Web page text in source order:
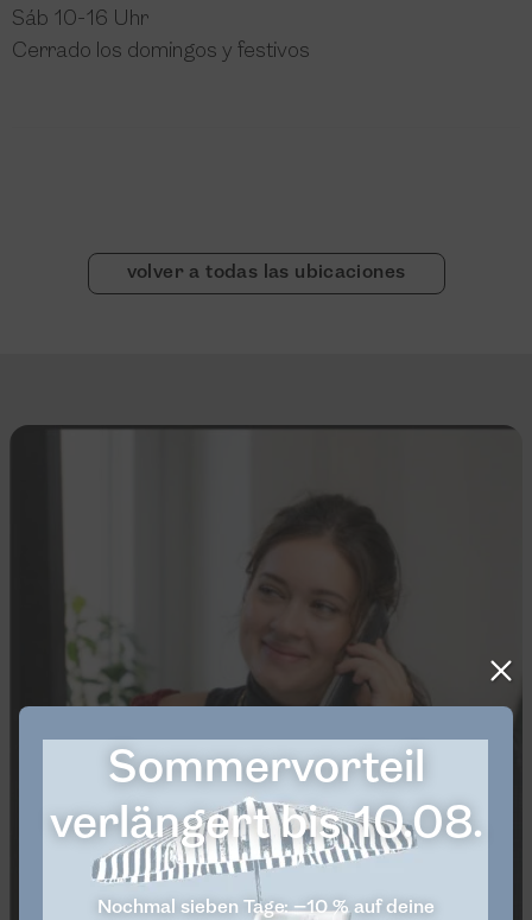
Sáb 10-16 Uhr
Cerrado los domingos y festivos
volver a todas las ubicaciones
Sommervorteil
verlängert bis 10.08.
Nochmal sieben Tage: −10 % auf deine